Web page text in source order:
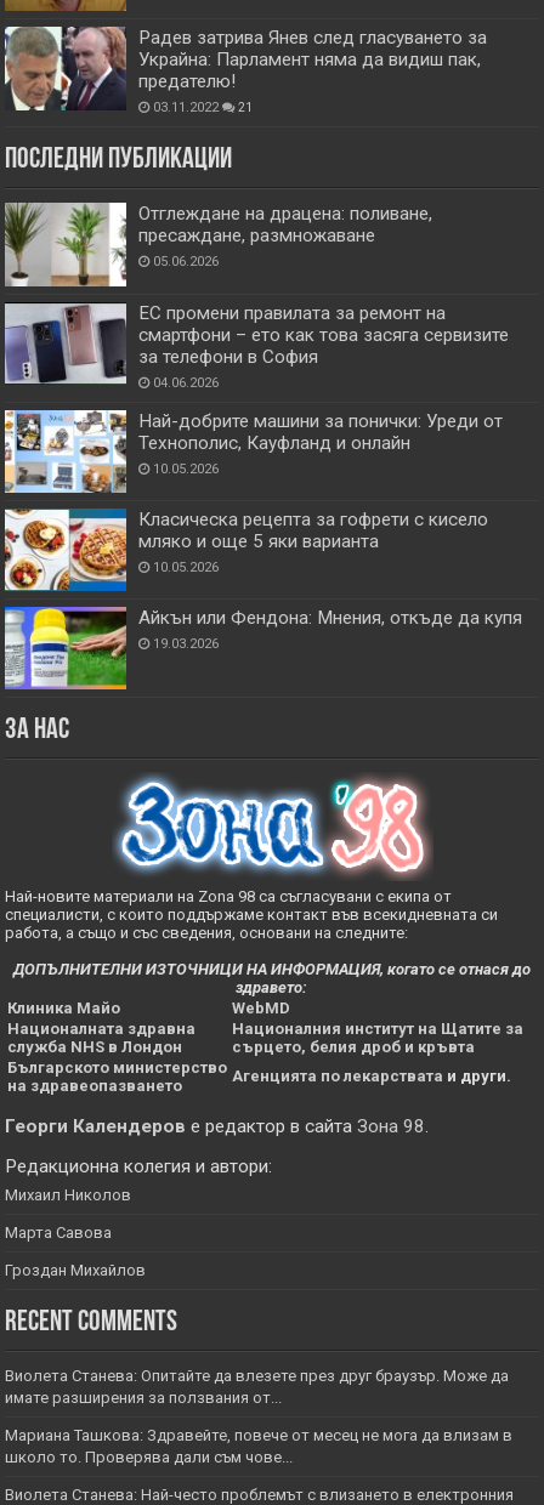
Радев затрива Янев след гласуването за
Украйна: Парламент няма да видиш пак,
предателю!
03.11.2022 21
Последни публикации
Отглеждане на драцена: поливане,
пресаждане, размножаване
05.06.2026
ЕС промени правилата за ремонт на
смартфони – ето как това засяга сервизите
за телефони в София
04.06.2026
Най-добрите машини за понички: Уреди от
Технополис, Кауфланд и онлайн
10.05.2026
Класическа рецепта за гофрети с кисело
мляко и още 5 яки варианта
10.05.2026
Айкън или Фендона: Мнения, откъде да купя
19.03.2026
За нас
Най-новите материали на Zona 98 са съгласувани с екипа от
специалисти, с които поддържаме контакт във всекидневната си
работа, а също и със сведения, основани на следните:
ДОПЪЛНИТЕЛНИ ИЗТОЧНИЦИ НА ИНФОРМАЦИЯ, когато се отнася до
здравето:
Клиника Майо
WebMD
Националната здравна
служба NHS в Лондон
Националния институт на Щатите за
сърцето, белия дроб и кръвта
Българското министерство
на здравеопазването
Агенцията по лекарствата и други.
Георги Календеров е редактор в сайтаЗона 98.
Редакционна колегия и автори:
Михаил Николов
Марта Савова
Гроздан Михайлов
Recent Comments
Виолета Станева: Опитайте да влезете през друг браузър. Може да
имате разширения за ползвания от...
Мариана Ташкова: Здравейте, повече от месец не мога да влизам в
школо то. Проверява дали съм чове...
Виолета Станева: Най-често проблемът с влизането в електронния